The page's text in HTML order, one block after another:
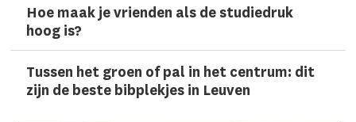
Hoe maak je vrienden als de studiedruk
hoog is?
Tussen het groen of pal in het centrum: dit
zijn de beste bibplekjes in Leuven